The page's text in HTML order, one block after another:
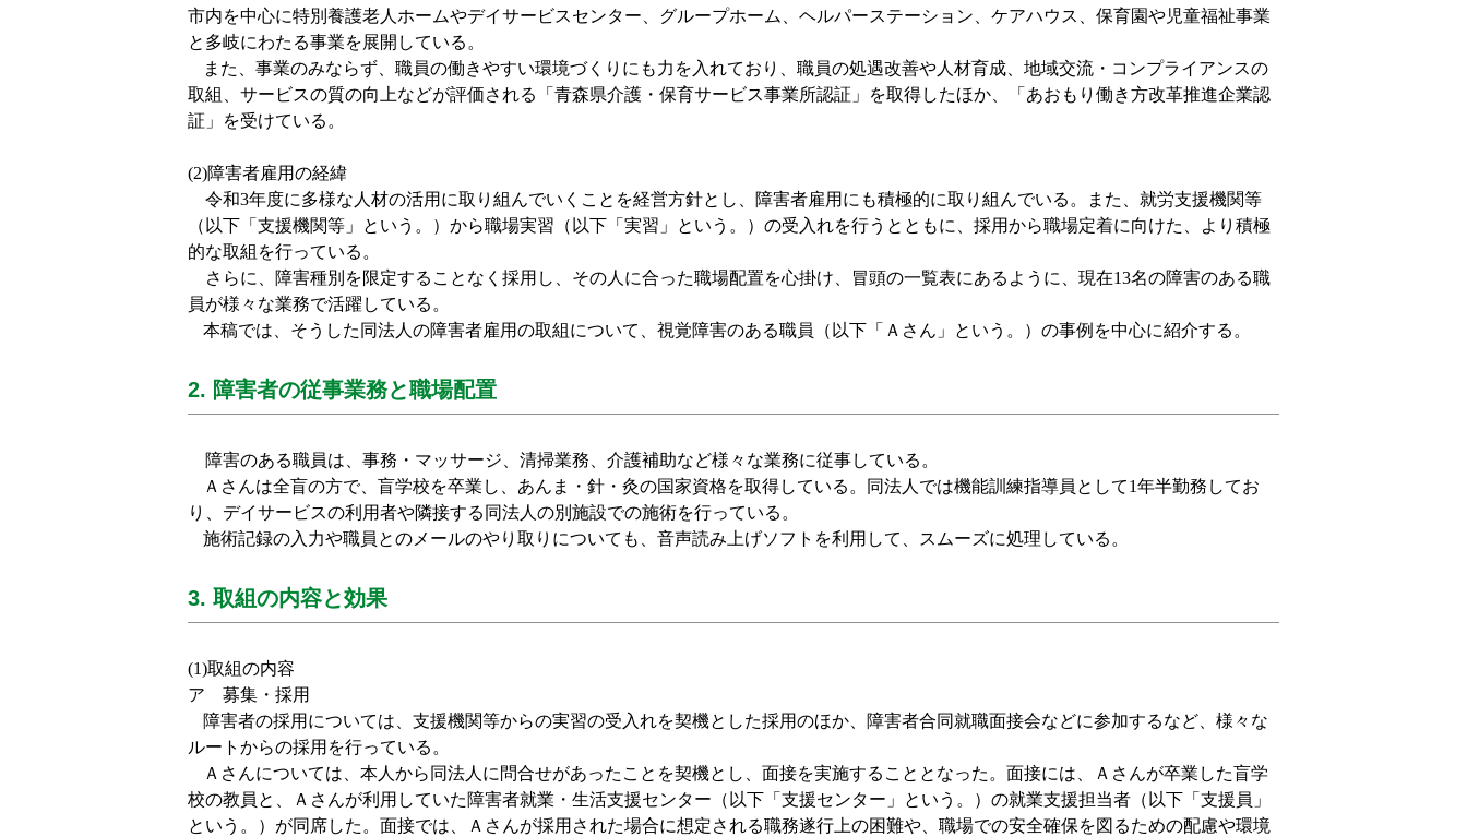
市内を中心に特別養護老人ホームやデイサービスセンター、グループホーム、ヘルパーステーション、ケアハウス、保育園や児童福祉事業
と多岐にわたる事業を展開している。
また、事業のみならず、職員の働きやすい環境づくりにも力を入れており、職員の処遇改善や人材育成、地域交流・コンプライアンスの
取組、サービスの質の向上などが評価される「青森県介護・保育サービス事業所認証」を取得したほか、「あおもり働き方改革推進企業認
証」を受けている。
(2)障害者雇用の経緯
令和3年度に多様な人材の活用に取り組んでいくことを経営方針とし、障害者雇用にも積極的に取り組んでいる。また、就労支援機関等
（以下「支援機関等」という。）から職場実習（以下「実習」という。）の受入れを行うとともに、採用から職場定着に向けた、より積極
的な取組を行っている。
さらに、障害種別を限定することなく採用し、その人に合った職場配置を心掛け、冒頭の一覧表にあるように、現在13名の障害のある職
員が様々な業務で活躍している。
本稿では、そうした同法人の障害者雇用の取組について、視覚障害のある職員（以下「Ａさん」という。）の事例を中心に紹介する。
2. 障害者の従事業務と職場配置
障害のある職員は、事務・マッサージ、清掃業務、介護補助など様々な業務に従事している。
Ａさんは全盲の方で、盲学校を卒業し、あんま・針・灸の国家資格を取得している。同法人では機能訓練指導員として1年半勤務してお
り、デイサービスの利用者や隣接する同法人の別施設での施術を行っている。
施術記録の入力や職員とのメールのやり取りについても、音声読み上げソフトを利用して、スムーズに処理している。
3. 取組の内容と効果
(1)取組の内容
ア 募集・採用
障害者の採用については、支援機関等からの実習の受入れを契機とした採用のほか、障害者合同就職面接会などに参加するなど、様々な
ルートからの採用を行っている。
Ａさんについては、本人から同法人に問合せがあったことを契機とし、面接を実施することとなった。面接には、Ａさんが卒業した盲学
校の教員と、Ａさんが利用していた障害者就業・生活支援センター（以下「支援センター」という。）の就業支援担当者（以下「支援員」
という。）が同席した。面接では、Ａさんが採用された場合に想定される職務遂行上の困難や、職場での安全確保を図るための配慮や環境